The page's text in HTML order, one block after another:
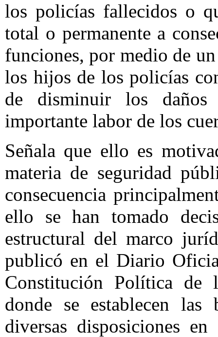
los policías fallecidos o
total o permanente a
funciones, por medio de
los hijos de los policías
de disminuir los daños
importante labor de los
Señala que ello es
materia de seguridad
consecuencia
ello se han tomado
estructural del marco
publicó en el Diario
Constitución Política de
donde se establecen las
diversas disposiciones